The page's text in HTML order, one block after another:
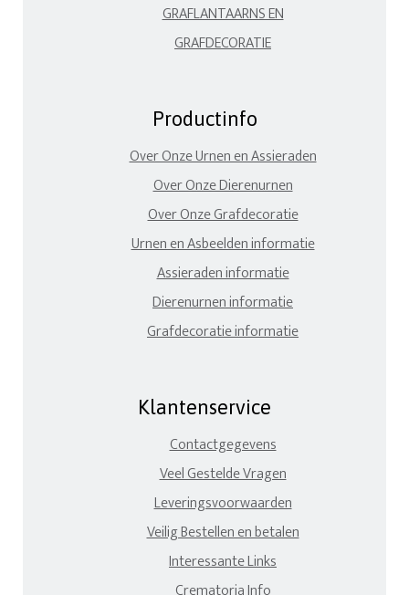
GRAFLANTAARNS EN
GRAFDECORATIE
Productinfo
Over Onze Urnen en Assieraden
Over Onze Dierenurnen
Over Onze Grafdecoratie
Urnen en Asbeelden informatie
Assieraden informatie
Dierenurnen informatie
Grafdecoratie informatie
Klantenservice
Contactgegevens
Veel Gestelde Vragen
Leveringsvoorwaarden
Veilig Bestellen en betalen
Interessante Links